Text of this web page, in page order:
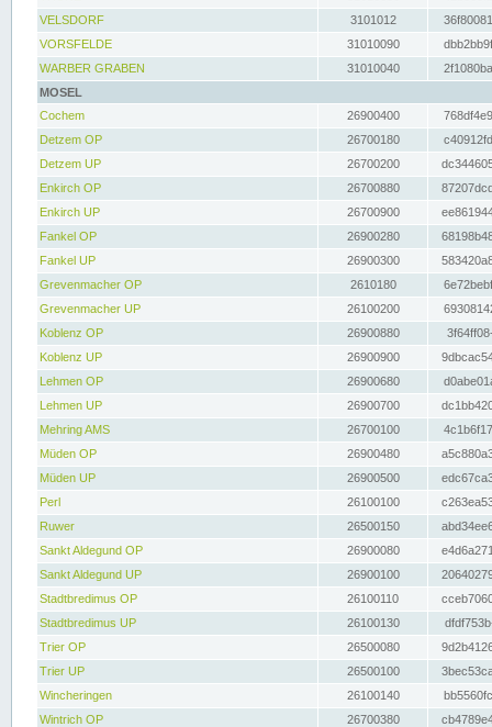
VELSDORF
3101012
VORSFELDE
31010090
WARBER GRABEN
31010040
MOSEL
Cochem
26900400
Detzem OP
26700180
Detzem UP
26700200
Enkirch OP
26700880
Enkirch UP
26700900
Fankel OP
26900280
Fankel UP
26900300
Grevenmacher OP
2610180
Grevenmacher UP
26100200
Koblenz OP
26900880
Koblenz UP
26900900
Lehmen OP
26900680
Lehmen UP
26900700
Mehring AMS
26700100
Müden OP
26900480
Müden UP
26900500
Perl
26100100
Ruwer
26500150
Sankt Aldegund OP
26900080
Sankt Aldegund UP
26900100
Stadtbredimus OP
26100110
Stadtbredimus UP
26100130
Trier OP
26500080
Trier UP
26500100
Wincheringen
26100140
Wintrich OP
26700380